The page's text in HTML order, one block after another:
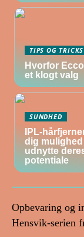
TIPS OG TRICKS
Hvorfor
et klogt valg
SUNDHED
IPL-
dig
udnytte
potentiale
Opbevaring og
Hensvik-serien